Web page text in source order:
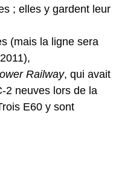
; elles y gardent leur
(mais la ligne sera
Railway, qui avait
2 neuves lors de la
E60 y sont